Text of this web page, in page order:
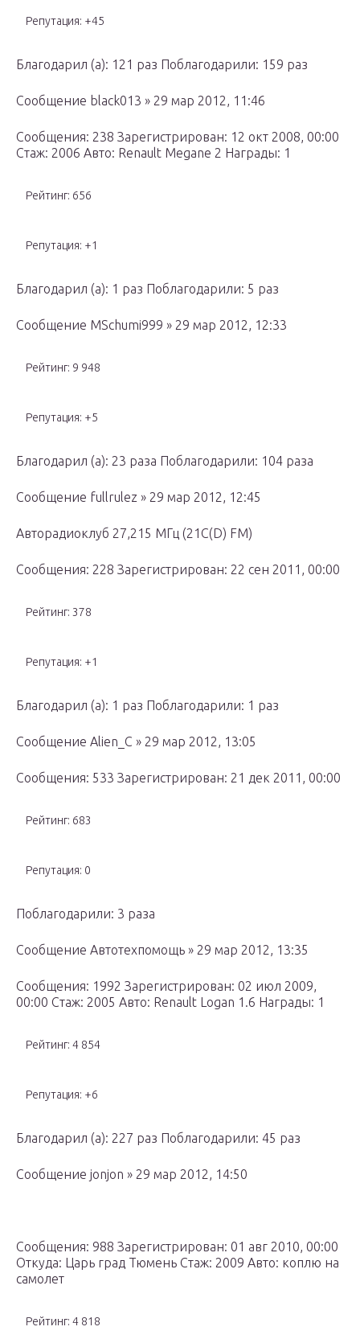
Репутация: +45
Благодарил (а): 121 раз Поблагодарили: 159 раз
Сообщение black013 » 29 мар 2012, 11:46
Сообщения: 238 Зарегистрирован: 12 окт 2008, 00:00
Стаж: 2006 Авто: Renault Megane 2 Награды: 1
Рейтинг: 656
Репутация: +1
Благодарил (а): 1 раз Поблагодарили: 5 раз
Сообщение MSchumi999 » 29 мар 2012, 12:33
Рейтинг: 9 948
Репутация: +5
Благодарил (а): 23 раза Поблагодарили: 104 раза
Сообщение fullrulez » 29 мар 2012, 12:45
Авторадиоклуб 27,215 МГц (21С(D) FM)
Сообщения: 228 Зарегистрирован: 22 сен 2011, 00:00
Рейтинг: 378
Репутация: +1
Благодарил (а): 1 раз Поблагодарили: 1 раз
Сообщение Alien_C » 29 мар 2012, 13:05
Сообщения: 533 Зарегистрирован: 21 дек 2011, 00:00
Рейтинг: 683
Репутация: 0
Поблагодарили: 3 раза
Сообщение Автотехпомощь » 29 мар 2012, 13:35
Сообщения: 1992 Зарегистрирован: 02 июл 2009,
00:00 Стаж: 2005 Авто: Renault Logan 1.6 Награды: 1
Рейтинг: 4 854
Репутация: +6
Благодарил (а): 227 раз Поблагодарили: 45 раз
Сообщение jonjon » 29 мар 2012, 14:50
Сообщения: 988 Зарегистрирован: 01 авг 2010, 00:00
Откуда: Царь град Тюмень Стаж: 2009 Авто: коплю на
самолет
Рейтинг: 4 818